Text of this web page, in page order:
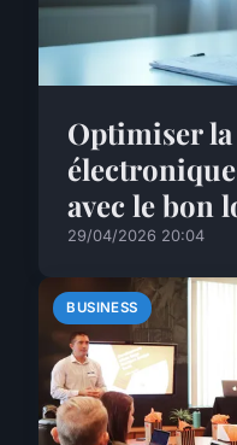
Optimiser
avec le bon
29/04/2026 20:04
BUSINESS